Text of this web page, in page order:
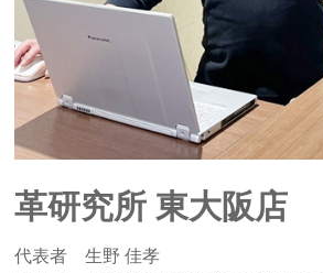
革研究所 東大阪店
代表者 生野 佳孝